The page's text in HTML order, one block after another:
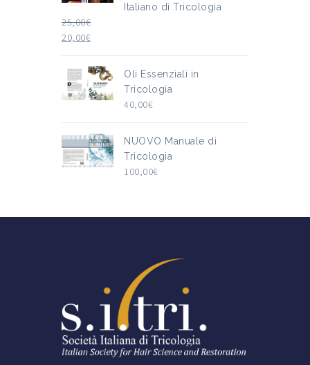
Italiano di Tricologia
25,00€
20,00€
Oli Essenziali in
Tricologia
40,00€
NUOVO Manuale di
Tricologia
100,00€